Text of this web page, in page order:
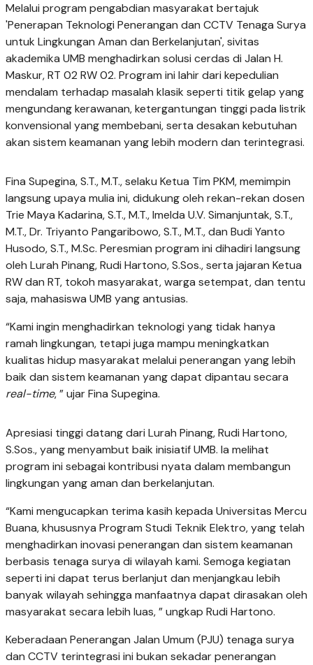
Melalui program pengabdian masyarakat bertajuk
'Penerapan Teknologi Penerangan dan CCTV Tenaga Surya
untuk Lingkungan Aman dan Berkelanjutan', sivitas
akademika UMB menghadirkan solusi cerdas di Jalan H.
Maskur, RT 02 RW 02. Program ini lahir dari kepedulian
mendalam terhadap masalah klasik seperti titik gelap yang
mengundang kerawanan, ketergantungan tinggi pada listrik
konvensional yang membebani, serta desakan kebutuhan
akan sistem keamanan yang lebih modern dan terintegrasi.
Fina Supegina, S.T., M.T., selaku Ketua Tim PKM, memimpin
langsung upaya mulia ini, didukung oleh rekan-rekan dosen
Trie Maya Kadarina, S.T., M.T., Imelda U.V. Simanjuntak, S.T.,
M.T., Dr. Triyanto Pangaribowo, S.T., M.T., dan Budi Yanto
Husodo, S.T., M.Sc. Peresmian program ini dihadiri langsung
oleh Lurah Pinang, Rudi Hartono, S.Sos., serta jajaran Ketua
RW dan RT, tokoh masyarakat, warga setempat, dan tentu
saja, mahasiswa UMB yang antusias.
“Kami ingin menghadirkan teknologi yang tidak hanya
ramah lingkungan, tetapi juga mampu meningkatkan
kualitas hidup masyarakat melalui penerangan yang lebih
baik dan sistem keamanan yang dapat dipantau secara
real-time, ” ujar Fina Supegina.
Apresiasi tinggi datang dari Lurah Pinang, Rudi Hartono,
S.Sos., yang menyambut baik inisiatif UMB. Ia melihat
program ini sebagai kontribusi nyata dalam membangun
lingkungan yang aman dan berkelanjutan.
“Kami mengucapkan terima kasih kepada Universitas Mercu
Buana, khususnya Program Studi Teknik Elektro, yang telah
menghadirkan inovasi penerangan dan sistem keamanan
berbasis tenaga surya di wilayah kami. Semoga kegiatan
seperti ini dapat terus berlanjut dan menjangkau lebih
banyak wilayah sehingga manfaatnya dapat dirasakan oleh
masyarakat secara lebih luas, ” ungkap Rudi Hartono.
Keberadaan Penerangan Jalan Umum (PJU) tenaga surya
dan CCTV terintegrasi ini bukan sekadar penerangan